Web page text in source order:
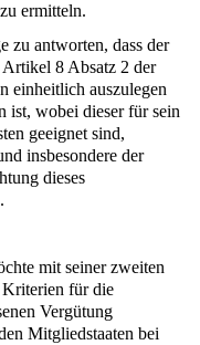
ermitteln.
zu antworten, dass der
8 Absatz 2 der
einheitlich auszulegen
ist, wobei dieser für sein
geeignet sind,
insbesondere der
dieses
mit seiner zweiten
Kriterien für die
Vergütung
Mitgliedstaaten bei